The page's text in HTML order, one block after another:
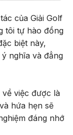
của Giải Golf
tôi tự hào đồng
biệt này,
nghĩa và đẳng
việc được là
hứa hẹn sẽ
đáng nhớ